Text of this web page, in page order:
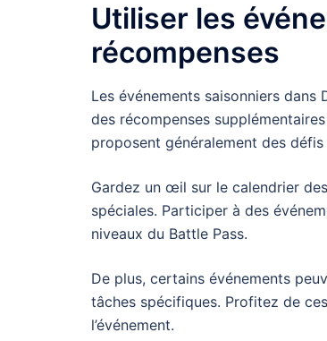
Utiliser les
récompenses
Les événements saisonniers
des récompenses
proposent généralement des
Gardez un œil sur le calendrier
spéciales. Participer à des
niveaux du Battle Pass.
De plus, certains événements
tâches spécifiques. Profitez de
l’événement.